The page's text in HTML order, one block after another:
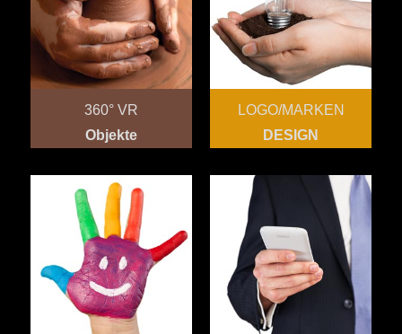
360° VR
Objekte
LOGO/MARKEN
DESIGN